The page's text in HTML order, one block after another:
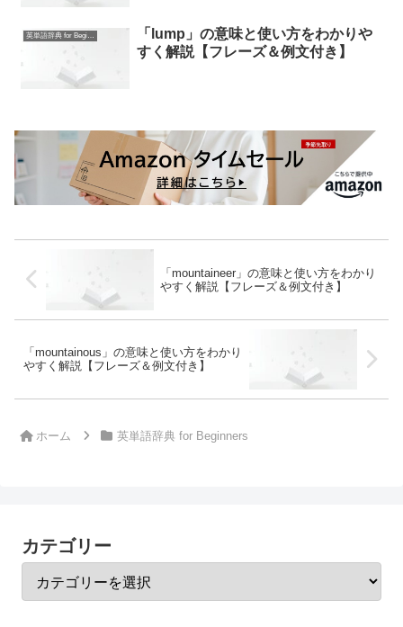
英単語辞典 for Beginners
「lump」の意味と使い方をわかりや
すく解説【フレーズ＆例文付き】
「mountaineer」の意味と使い方をわかり
やすく解説【フレーズ＆例文付き】
「mountainous」の意味と使い方をわかり
やすく解説【フレーズ＆例文付き】
ホーム 英単語辞典 for Beginners
カテゴリー